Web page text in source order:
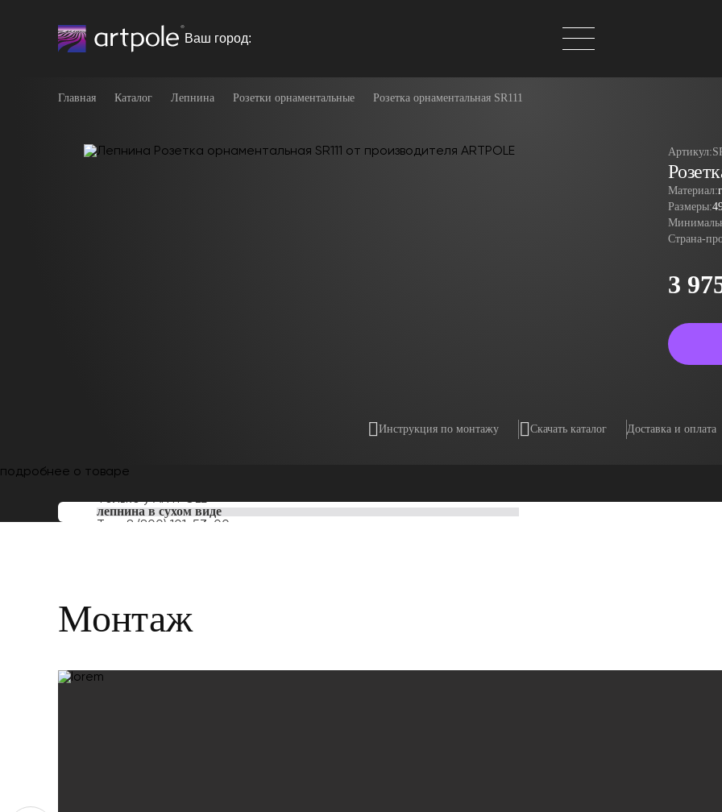
Ваш город:
Главная Каталог Лепнина Розетки орнаментальные Розетка орнаментальная SR111
Артикул:
Материал:
Размеры:
Страна-
3
Инструкция по монтажу Скачать каталог Доставка и оплата
подробнее о товаре
Только уARTPOLE
лепнина в сухом виде
Тел: 8 (800) 101-53-00
Монтаж